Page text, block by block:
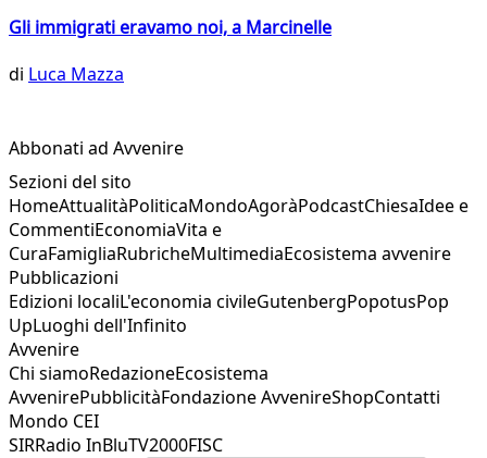
Gli immigrati eravamo noi, a Marcinelle
di Luca Mazza
Abbonati ad Avvenire
Sezioni del sito
HomeAttualitàPoliticaMondoAgoràPodcastChiesaIdee e
CommentiEconomiaVita e
CuraFamigliaRubricheMultimediaEcosistema avvenire
Pubblicazioni
Edizioni localiL'economia civileGutenbergPopotusPop
UpLuoghi dell'Infinito
Avvenire
Chi siamoRedazioneEcosistema
AvvenirePubblicitàFondazione AvvenireShopContatti
Mondo CEI
SIRRadio InBluTV2000FISC